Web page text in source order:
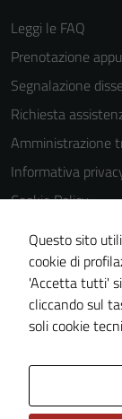
Leggi le FAQ
Prenotazione
Segnalazione
Richiesta
Amministrazione
Informativa
Cookie Policy
Note legali
Dichiarazione di
Piano di
Statistiche sito
Questo sito
cookie di
'Accetta tutti'
cliccando sul
soli cookie